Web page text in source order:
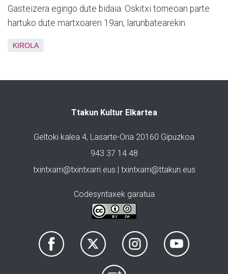
Gasteizera egingo dute bidaia. Oskitxi torneoan parte
hartuko dute martxoaren 19an, larunbatearekin.
KIROLA
Ttakun Kultur Elkartea
Geltoki kalea 4, Lasarte-Oria 20160 Gipuzkoa
943 37 14 48
txintxarri@txintxarri.eus | txintxarri@ttakun.eus
Codesyntaxek garatua